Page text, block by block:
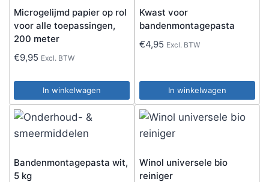
Microgelijmd papier op rol
voor alle toepassingen,
200 meter
€9,95 Excl. BTW
In winkelwagen
Kwast voor
bandenmontagepasta
€4,95 Excl. BTW
In winkelwagen
Bandenmontagepasta wit,
5 kg
Winol universele bio
reiniger